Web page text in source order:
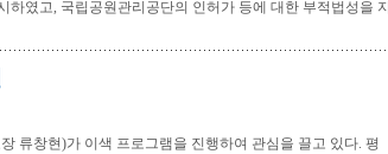
였고, 국립공원관리공단의 인허가 등에 대한 부적법성을 지
류창현)가 이색 프로그램을 진행하여 관심을 끌고 있다. 평